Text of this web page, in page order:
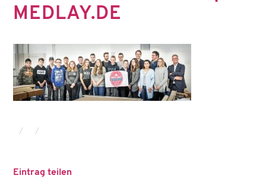
MEDLAY.DE
/ /
Eintrag teilen